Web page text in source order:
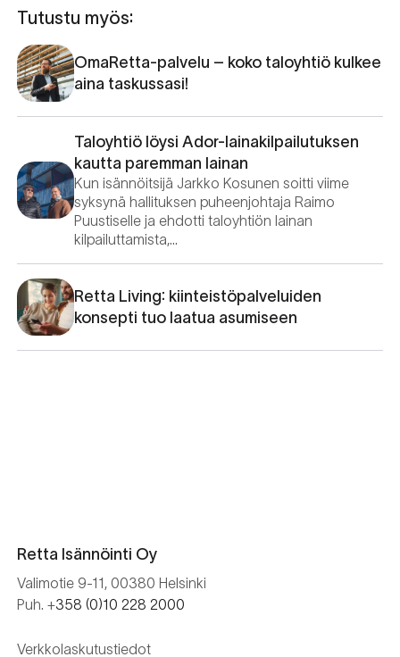
Tutustu myös:
OmaRetta-palvelu – koko taloyhtiö kulkee
aina taskussasi!
Taloyhtiö löysi Ador-lainakilpailutuksen
kautta paremman lainan
Kun isännöitsijä Jarkko Kosunen soitti viime
syksynä hallituksen puheenjohtaja Raimo
Puustiselle ja ehdotti taloyhtiön lainan
kilpailuttamista,…
Retta Living: kiinteistöpalveluiden
konsepti tuo laatua asumiseen
Retta Isännöinti Oy
Valimotie 9-11, 00380 Helsinki
Puh. +358 (0)10 228 2000
Verkkolaskutustiedot